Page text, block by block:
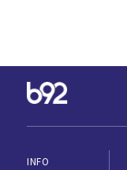
INFO